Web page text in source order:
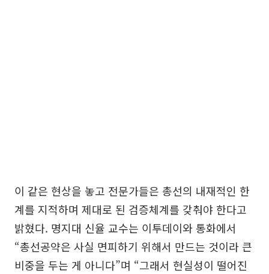
이 같은 현상을 놓고 전문가들은 총선의 내재적인 한
계를 지적하며 제대로 된 검증체계를 갖춰야 한다고
밝혔다. 명지대 신율 교수는 이투데이와 통화에서
“총선공약은 사실 면피하기 위해서 만드는 것이라 큰
비중을 두는 게 아니다”며 “그래서 현실성이 떨어진